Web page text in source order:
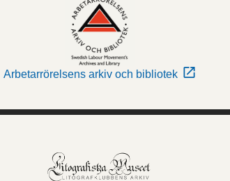
Arbetarrörelsens arkiv och bibliotek